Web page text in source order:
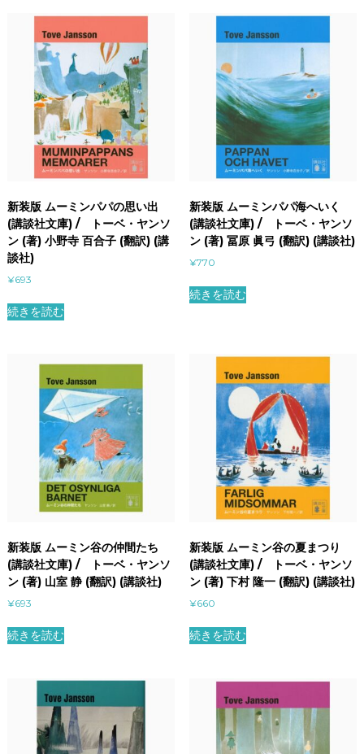
新装版 ムーミンパパの思い出
(講談社文庫) / トーベ・ヤンソ
ン (著) 小野寺 百合子 (翻訳) (講
談社)
¥693
続きを読む
新装版 ムーミンパパ海へいく
(講談社文庫) / トーベ・ヤンソ
ン (著) 冨原 眞弓 (翻訳) (講談社)
¥770
続きを読む
新装版 ムーミン谷の仲間たち
(講談社文庫) / トーベ・ヤンソ
ン (著) 山室 静 (翻訳) (講談社)
¥693
続きを読む
新装版 ムーミン谷の夏まつり
(講談社文庫) / トーベ・ヤンソ
ン (著) 下村 隆一 (翻訳) (講談社)
¥660
続きを読む